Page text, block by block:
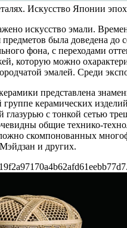
Искусство Японии
искусство эмали.
предметов была доведена
фона, с переходами
которую можно
эмалей. Среди
представлена
керамических
с тонкой сетью
общие технико-
скомпонованных
и других.